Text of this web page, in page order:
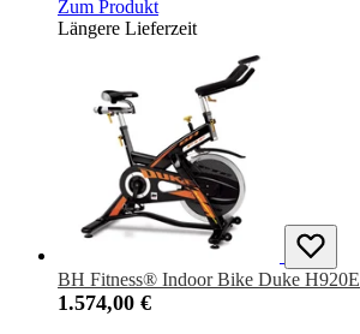
Zum Produkt
Längere Lieferzeit
BH Fitness® Indoor Bike Duke H920E
1.574,00 €